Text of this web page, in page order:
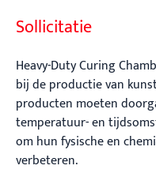
Sollicitatie
Heavy-Duty Curing
bij de productie van
producten moeten
temperatuur- en
om hun fysische en
verbeteren.